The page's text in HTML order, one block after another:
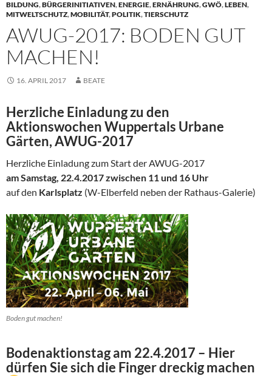
BILDUNG,BÜRGERINITIATIVEN,ENERGIE,ERNÄHRUNG,GWÖ,LEBEN,
MITWELTSCHUTZ,MOBILITÄT,POLITIK,TIERSCHUTZ
AWUG-2017: BODEN GUT
MACHEN!
16. APRIL 2017 BEATE
Herzliche Einladung zu den
Aktionswochen Wuppertals Urbane
Gärten, AWUG-2017
Herzliche Einladung zum Start der AWUG-2017
am Samstag, 22.4.2017zwischen 11 und 16 Uhr
auf den Karlsplatz (W-Elberfeld neben der Rathaus-Galerie)
Boden gut machen!
Bodenaktionstag am 22.4.2017 – Hier
dürfen Sie sich die Finger dreckig machen